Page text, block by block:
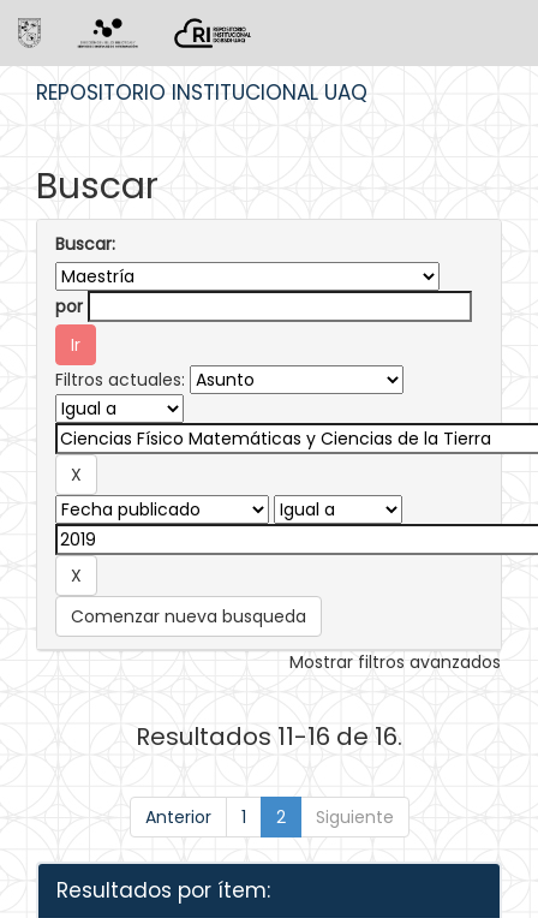
REPOSITORIO INSTITUCIONAL UAQ
Buscar
Buscar:
por
Filtros actuales:
Comenzar nueva busqueda
Mostrar filtros avanzados
Resultados 11-16 de 16.
Anterior 1 2 Siguiente
Resultados por ítem: